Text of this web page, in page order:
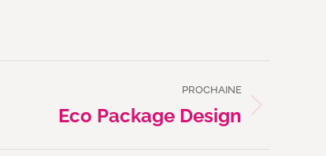
PROCHAINE
Eco Package Design